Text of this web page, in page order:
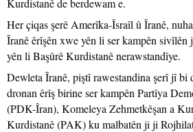
Kurdistanê de berdewam e.
Her çiqas şerê Amerîka-Îsraîl û Îranê,
Îranê êrîşên xwe yên li ser kampên
yên li Başûrê Kurdistanê nerawstandîye.
Dewleta Îranê, piştî rawestandina şerî jî bi
dronan êrîş birine ser kampên Partîya
(PDK-Îran), Komeleya Zehmetkêşan a
Kurdistanê (PAK) ku malbatên ji ji